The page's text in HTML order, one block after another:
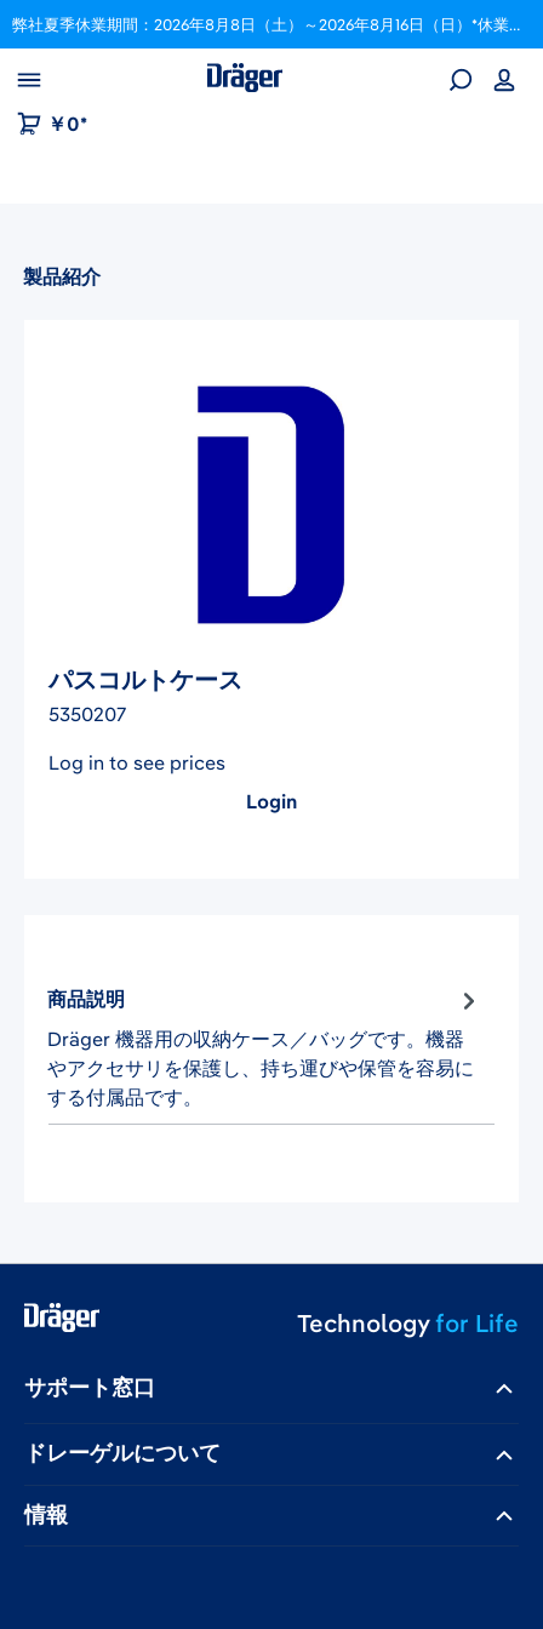
to B2B platform navigation 弊社夏季休業期間：2026年8月8日（土）～2026年8月16日（日）*休業期間中にいただいたご注文は、8月17日以降順次対応いたします。
￥0*
製品紹介
画像ギャラリーをスキップ
パスコルトケース
5350207
Log in to see prices
Login
商品説明
Dräger 機器用の収納ケース／バッグです。機器
やアクセサリを保護し、持ち運びや保管を容易に
する付属品です。
Technologyfor Life
サポート窓口
ドレーゲル​について
情報